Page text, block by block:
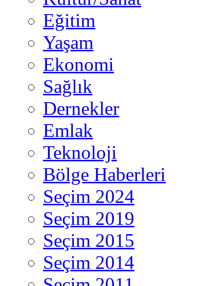
Eğitim
Yaşam
Ekonomi
Sağlık
Dernekler
Emlak
Teknoloji
Bölge Haberleri
Seçim 2024
Seçim 2019
Seçim 2015
Seçim 2014